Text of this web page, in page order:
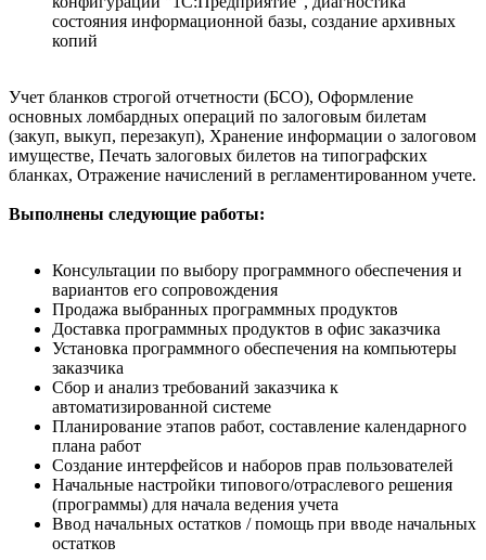
состояния информационной базы, создание архивных
копий
Учет бланков строгой отчетности (БСО), Оформление
основных ломбардных операций по залоговым билетам
(закуп, выкуп, перезакуп), Хранение информации о залоговом
имуществе, Печать залоговых билетов на типографских
бланках, Отражение начислений в регламентированном учете.
Выполнены следующие работы:
Консультации по выбору программного обеспечения и
вариантов его сопровождения
Продажа выбранных программных продуктов
Доставка программных продуктов в офис заказчика
Установка программного обеспечения на компьютеры
заказчика
Сбор и анализ требований заказчика к
автоматизированной системе
Планирование этапов работ, составление календарного
плана работ
Создание интерфейсов и наборов прав пользователей
Начальные настройки типового/отраслевого решения
(программы) для начала ведения учета
Ввод начальных остатков / помощь при вводе начальных
остатков